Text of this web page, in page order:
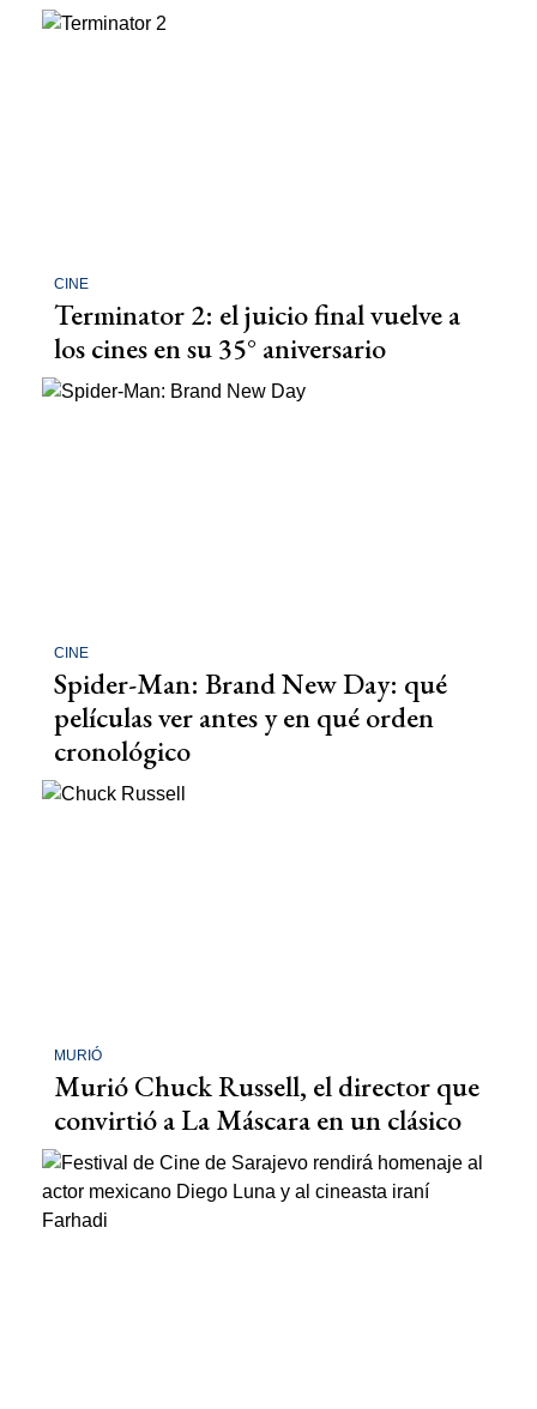
CINE
Terminator 2: el juicio final vuelve a
los cines en su 35° aniversario
CINE
Spider-Man: Brand New Day: qué
películas ver antes y en qué orden
cronológico
MURIÓ
Murió Chuck Russell, el director que
convirtió a La Máscara en un clásico